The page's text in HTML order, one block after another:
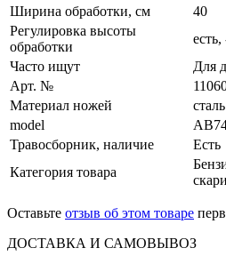
Ширина обработки, см
40
Регулировка высоты
обработки
Часто ищут
Для
Арт. №
Материал ножей
сталь
model
Травосборник, наличие
Есть
Категория товара
Оставьте отзыв об этом товаре
ДОСТАВКА И САМОВЫВОЗ